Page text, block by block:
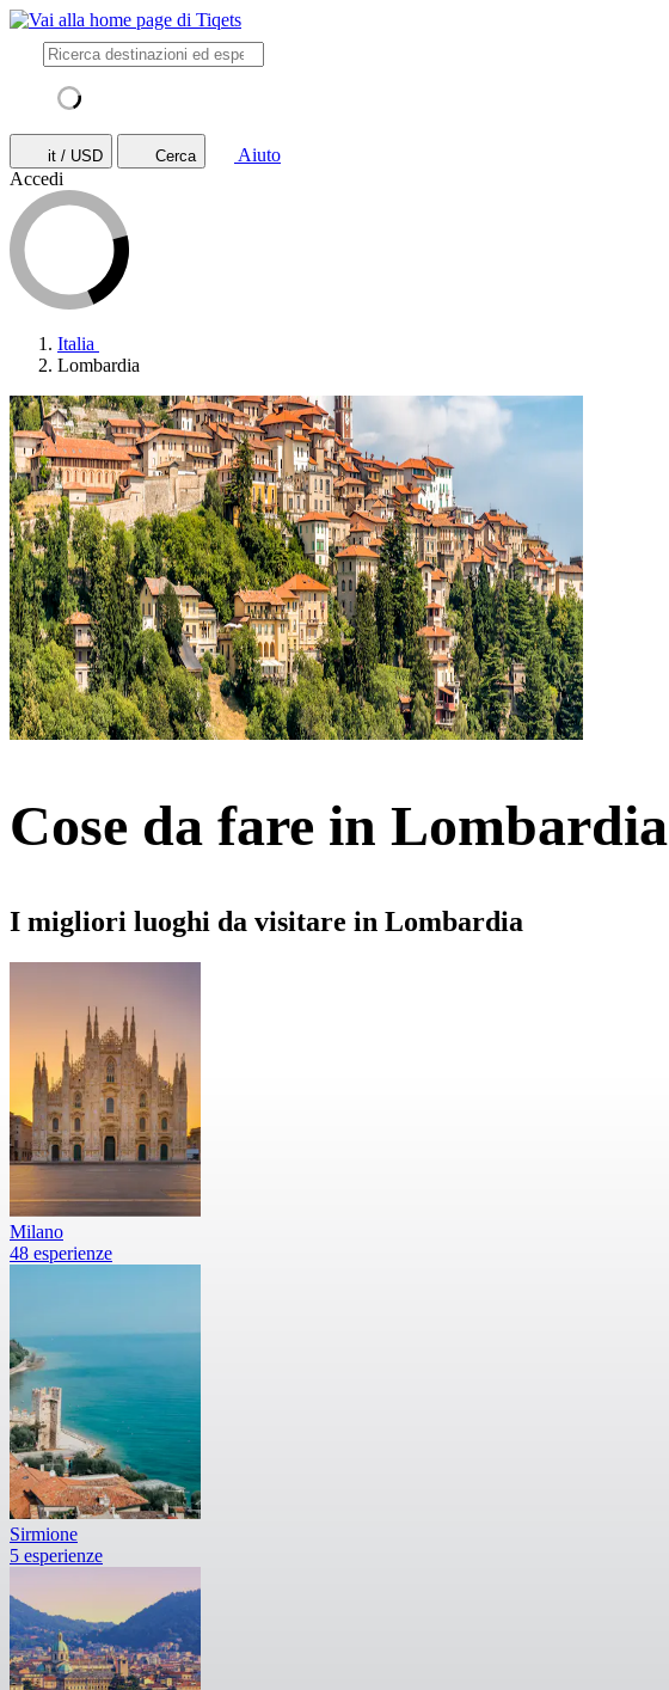
it / USD Cerca
Aiuto
Accedi
Italia
Lombardia
Cose da fare in Lombardia
I migliori luoghi da visitare in Lombardia
Milano
48 esperienze
Sirmione
5 esperienze